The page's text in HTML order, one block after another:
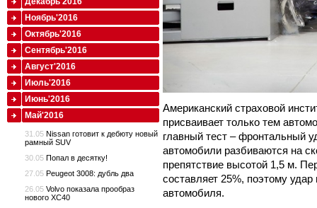
Американский страховой
присваивает только тем
главный тест – фронтальный
автомобили разбиваются на
препятствие высотой 1,5 м.
составляет 25%, поэтому
автомобиля.
Ноябрь'2016
Октябрь'2016
Сентябрь'2016
Август'2016
Июль'2016
Июнь'2016
Май'2016
31.05 Nissan готовит к дебюту новый
рамный SUV
30.05 Попал в десятку!
27.05 Peugeot 3008: дубль два
26.05 Volvo показала прообраз
нового XC40